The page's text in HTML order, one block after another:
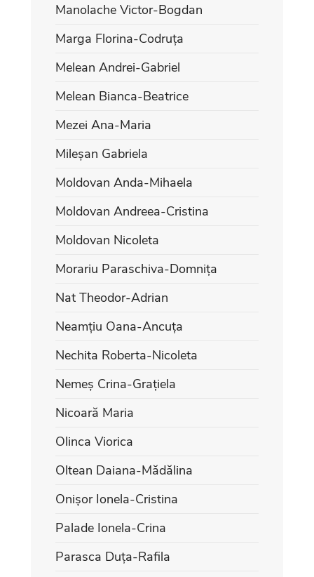
Manolache Victor-Bogdan
Marga Florina-Codruța
Melean Andrei-Gabriel
Melean Bianca-Beatrice
Mezei Ana-Maria
Mileșan Gabriela
Moldovan Anda-Mihaela
Moldovan Andreea-Cristina
Moldovan Nicoleta
Morariu Paraschiva-Domnița
Nat Theodor-Adrian
Neamțiu Oana-Ancuța
Nechita Roberta-Nicoleta
Nemeș Crina-Grațiela
Nicoară Maria
Olinca Viorica
Oltean Daiana-Mădălina
Onișor Ionela-Cristina
Palade Ionela-Crina
Parasca Duța-Rafila